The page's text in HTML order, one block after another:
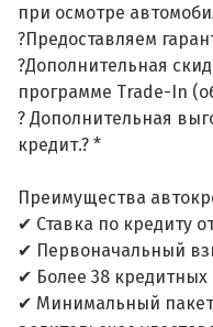
при осмотре
?Предоставляем
?Дополнительная
программе Trade-In
? Дополнительная
кредит.? *
Преимущества
✔ Ставка по кредиту
✔ Первоначальный
✔ Более 38
✔ Минимальный